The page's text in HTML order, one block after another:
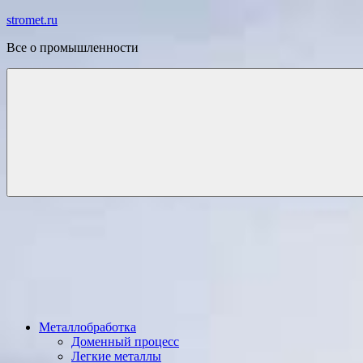
Перейти
содержимому
stromet.ru
Все о промышленности
Металлобработка
Доменный процесс
Легкие металлы